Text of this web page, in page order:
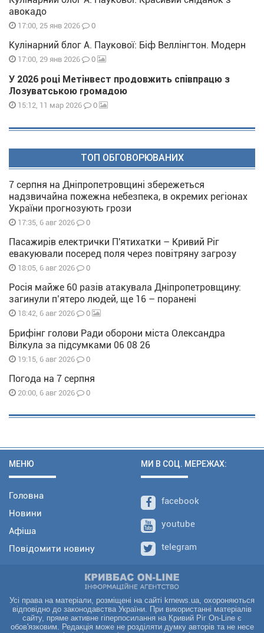
авокадо
17:00, 25 янв 2026 0
Кулінарний блог А. Паукової: Біф Веллінгтон. Модерн
17:00, 29 янв 2026 0
У 2026 році Метінвест продовжить співпрацю з
Лозуватською громадою
15:12, 11 мар 2026 0
ТОП ОБГОВОРЮВАНИХ
7 серпня на Дніпропетровщині збережеться
надзвичайна пожежна небезпека, в окремих регіонах
України прогнозують грози
17:35, 6 авг 2026 0
Пасажирів електрички П'ятихатки – Кривий Ріг
евакуювали посеред поля через повітряну загрозу
18:05, 6 авг 2026 0
Росія майже 60 разів атакувала Дніпропетровщину:
загинули п’ятеро людей, ще 16 – поранені
18:42, 6 авг 2026 0
Брифінг голови Ради оборони міста Олександра
Вілкула за підсумками 06 08 26
19:15, 6 авг 2026 0
Погода на 7 серпня
20:00, 6 авг 2026 0
МЕНЮ
Головна
Новини
Афіша
Повідомити новину
МИ В СОЦ. МЕРЕЖАХ:
facebook
youtube
telegram
Усі права на матеріали, розміщені на сайті krnews.ua, охороняються
відповідно до законодавства України. При використанні матеріалів
сайту, пряме активне гіперпосилання на Кривий Ріг On-Line є
обов'язковим. Редакція може не розділяти думку авторів та не несе